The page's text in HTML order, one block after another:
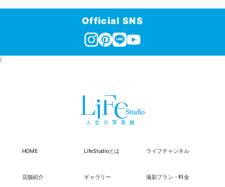
Official SNS
/
HOME LifeStudioとは ライフチャンネル
店舗紹介 ギャラリー 撮影プラン・料金